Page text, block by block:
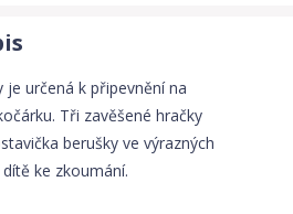
určená k připevnění na
Tři zavěšené hračky
berušky ve výrazných
ke zkoumání.